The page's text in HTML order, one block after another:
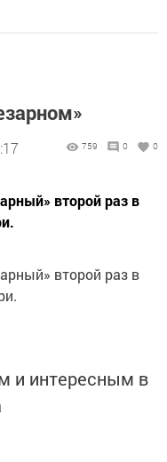
759 0 0
второй раз в
второй раз в
и интересным в